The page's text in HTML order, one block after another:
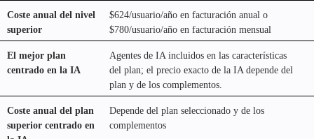
Coste anual del nivel
superior
$624/usuario/año en facturación anual o
$780/usuario/año en facturación mensual
El mejor plan
centrado en la IA
Agentes de IA incluidos en las características
del plan; el precio exacto de la IA depende del
plan y de los complementos.
Coste anual del plan
superior centrado en
Depende del plan seleccionado y de los
complementos